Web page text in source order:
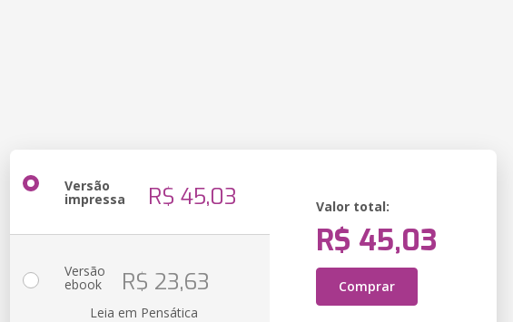
Versão
impressa R$ 45,03 Valor total:
R$ 45,03
Comprar
Versão
ebook R$ 23,63
Leia em Pensática